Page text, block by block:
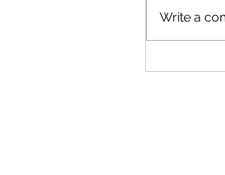
Çfarë ia
Write a